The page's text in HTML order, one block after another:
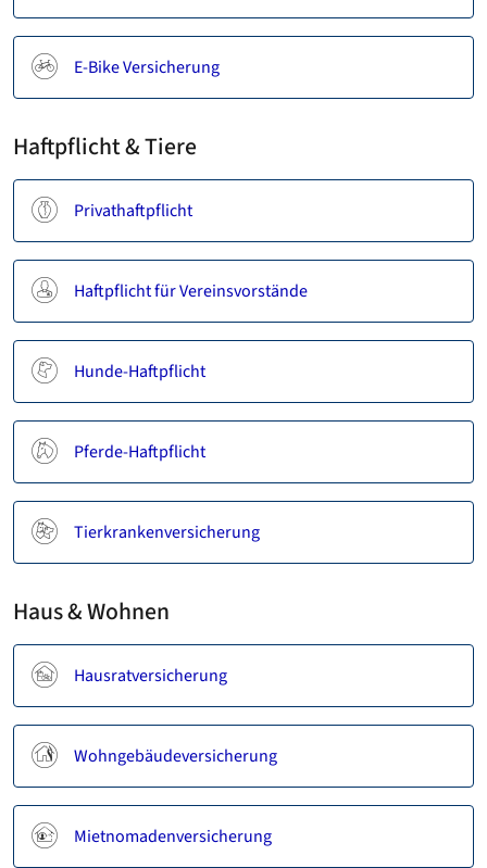
E-Bike Versicherung
Haftpflicht & Tiere
Privathaftpflicht
Haftpflicht für Vereinsvorstände
Hunde-Haftpflicht
Pferde-Haftpflicht
Tierkrankenversicherung
Haus & Wohnen
Hausratversicherung
Wohngebäudeversicherung
Mietnomadenversicherung